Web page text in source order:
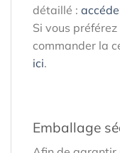
détaillé :
Si vous
commander la
ici.
Emballage